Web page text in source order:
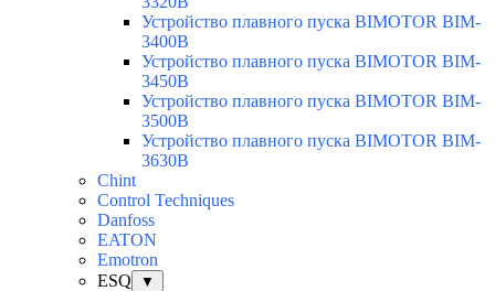
Устройство плавного пуска BIMOTOR BIM-
3400B
Устройство плавного пуска BIMOTOR BIM-
3450B
Устройство плавного пуска BIMOTOR BIM-
3500B
Устройство плавного пуска BIMOTOR BIM-
3630B
Chint
Control Techniques
Danfoss
EATON
Emotron
ESQ
▼